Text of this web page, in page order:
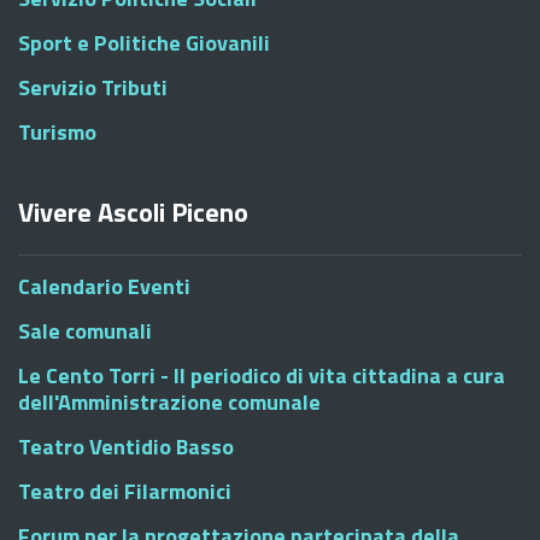
Sport e Politiche Giovanili
Servizio Tributi
Turismo
Vivere Ascoli Piceno
Calendario Eventi
Sale comunali
Le Cento Torri - Il periodico di vita cittadina a cura
dell'Amministrazione comunale
Teatro Ventidio Basso
Teatro dei Filarmonici